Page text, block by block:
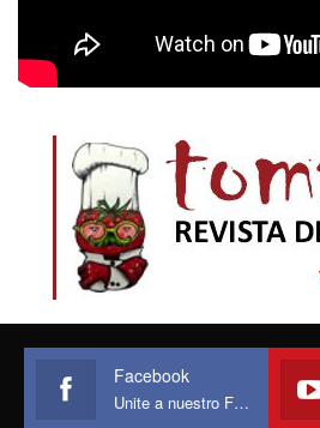
Facebook
Unite a nuestro Face